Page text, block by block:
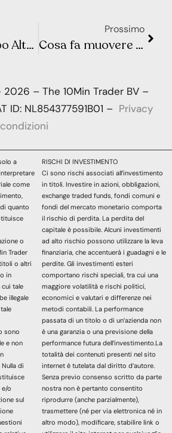
Affitto Troppo Alto? Ecco Come Capire se Stai Spendendo Troppo e Risparmiare
Prossimo
Cosa fa muovere Wall Street e la Borsa Europea? Sintesi Macro – Settimana 40
– The 10Min Trader BV –
ID: NL854377591B01 – Privacy
a
come
quanto
o
Trader
o altri
in
tale
illegale
sono
e non
di
e/o
sul
RISCHI DI INVESTIMENTO
Ci sono rischi associati all’investimento
in titoli. Investire in azioni, obbligazioni,
exchange traded funds, fondi comuni e
fondi del mercato monetario comporta
il rischio di perdita. La perdita del
capitale è possibile. Alcuni investimenti
ad alto rischio possono utilizzare la leva
finanziaria, che accentuerà i guadagni e le
perdite. Gli investimenti esteri
comportano rischi speciali, tra cui una
maggiore volatilità e rischi politici,
economici e valutari e differenze nei
metodi contabili. La performance
passata di un titolo o di un’azienda non
è una garanzia o una previsione della
performance futura dell’investimento.La
totalità dei contenuti presenti nel sito
internet è tutelata dal diritto d’autore.
Senza previo consenso scritto da parte
nostra non è pertanto consentito
riprodurre (anche parzialmente),
trasmettere (né per via elettronica né in
altro modo), modificare, stabilire link o